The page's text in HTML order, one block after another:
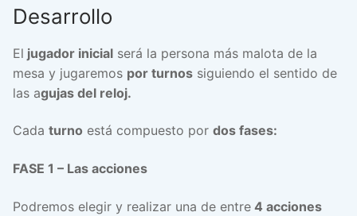
Desarrollo
El jugador inicial será la persona más malota de la
mesa y jugaremos por turnos siguiendo el sentido de
las agujas del reloj.
Cada turno está compuesto por dos fases:
FASE 1 – Las acciones
Podremos elegir y realizar una de entre 4 acciones